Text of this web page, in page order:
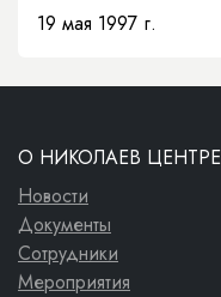
19 мая 1997 г.
О НИКОЛАЕВ ЦЕНТРЕ
Новости
Документы
Сотрудники
Мероприятия